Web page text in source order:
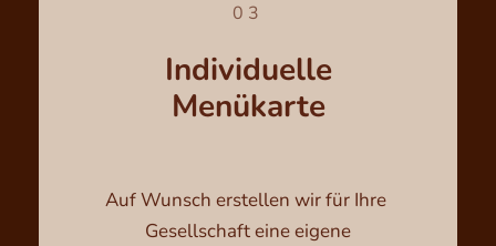
03
Individuelle
Menükarte
Auf Wunsch erstellen wir für Ihre
Gesellschaft eine eigene